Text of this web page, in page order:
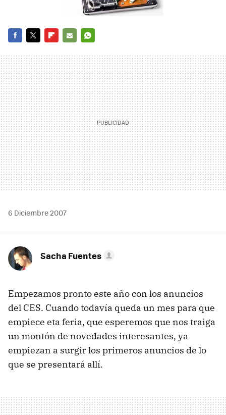
MAIL
6 Diciembre 2007
Sacha Fuentes
Empezamos pronto este año con los anuncios
del CES. Cuando todavía queda un mes para que
empiece eta feria, que esperemos que nos traiga
un montón de novedades interesantes, ya
empiezan a surgir los primeros anuncios de lo
que se presentará allí.